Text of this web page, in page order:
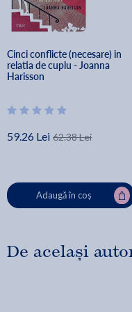
Cinci conflicte (necesare) in
relatia de cuplu - Joanna
Harisson
59.26 Lei 62.38 Lei
Adaugă în coș
De același